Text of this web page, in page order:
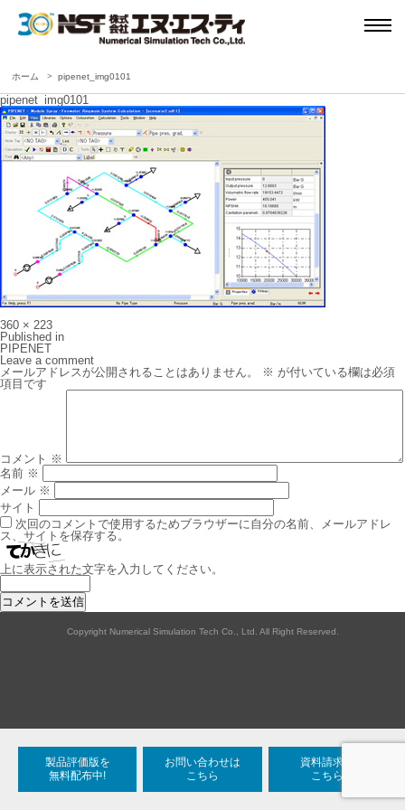
ホーム pipenet_img0101
pipenet_img0101
Full
size
360 × 223
投
稿
ナ
ビ
ゲ
Published in
PIPENET
Leave a comment
メールアドレスが公開されることはありません。
※ が付いている欄は必須
項目です
コメント ※
名前 ※
メール ※
サイト
次回のコメントで使用するためブラウザーに自分の名前、メールアドレ
ス、サイトを保存する。
上に表示された文字を入力してください。
Copyright Numerical Simulation Tech Co., Ltd. All Right Reserved.
製品評価版を
無料配布中!
お問い合わせは
こちら
資料請求は
こちら